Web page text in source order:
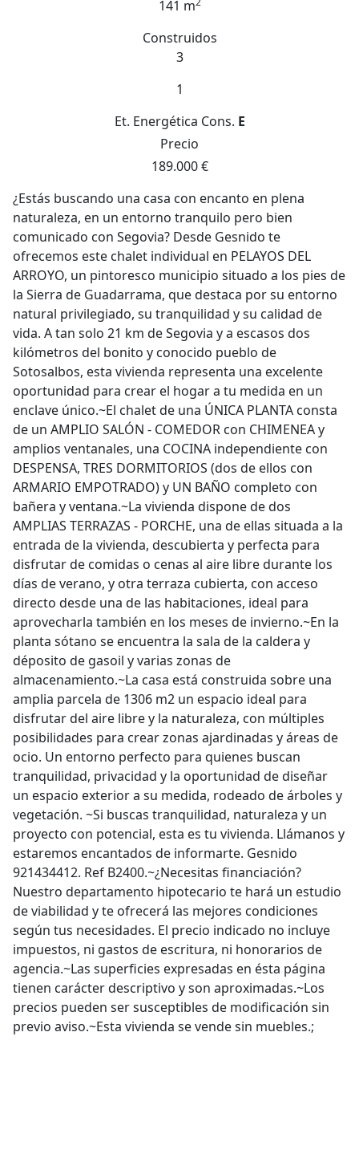
141 m
Construidos
3
1
Et. Energética Cons. E
Precio
189.000 €
¿Estás buscando una casa con encanto en plena
naturaleza, en un entorno tranquilo pero bien
comunicado con Segovia? Desde Gesnido te
ofrecemos este chalet individual en PELAYOS DEL
ARROYO, un pintoresco municipio situado a los pies de
la Sierra de Guadarrama, que destaca por su entorno
natural privilegiado, su tranquilidad y su calidad de
vida. A tan solo 21 km de Segovia y a escasos dos
kilómetros del bonito y conocido pueblo de
Sotosalbos, esta vivienda representa una excelente
oportunidad para crear el hogar a tu medida en un
enclave único.~El chalet de una ÚNICA PLANTA consta
de un AMPLIO SALÓN - COMEDOR con CHIMENEA y
amplios ventanales, una COCINA independiente con
DESPENSA, TRES DORMITORIOS (dos de ellos con
ARMARIO EMPOTRADO) y UN BAÑO completo con
bañera y ventana.~La vivienda dispone de dos
AMPLIAS TERRAZAS - PORCHE, una de ellas situada a la
entrada de la vivienda, descubierta y perfecta para
disfrutar de comidas o cenas al aire libre durante los
días de verano, y otra terraza cubierta, con acceso
directo desde una de las habitaciones, ideal para
aprovecharla también en los meses de invierno.~En la
planta sótano se encuentra la sala de la caldera y
déposito de gasoil y varias zonas de
almacenamiento.~La casa está construida sobre una
amplia parcela de 1306 m2 un espacio ideal para
disfrutar del aire libre y la naturaleza, con múltiples
posibilidades para crear zonas ajardinadas y áreas de
ocio. Un entorno perfecto para quienes buscan
tranquilidad, privacidad y la oportunidad de diseñar
un espacio exterior a su medida, rodeado de árboles y
vegetación. ~Si buscas tranquilidad, naturaleza y un
proyecto con potencial, esta es tu vivienda. Llámanos y
estaremos encantados de informarte. Gesnido
921434412. Ref B2400.~¿Necesitas financiación?
Nuestro departamento hipotecario te hará un estudio
de viabilidad y te ofrecerá las mejores condiciones
según tus necesidades. El precio indicado no incluye
impuestos, ni gastos de escritura, ni honorarios de
agencia.~Las superficies expresadas en ésta página
tienen carácter descriptivo y son aproximadas.~Los
precios pueden ser susceptibles de modificación sin
previo aviso.~Esta vivienda se vende sin muebles.;